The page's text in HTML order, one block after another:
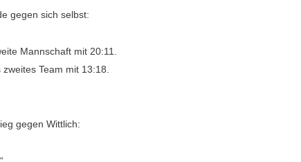
gegen sich selbst:
Mannschaft mit 20:11.
Team mit 13:18.
gegen Wittlich: